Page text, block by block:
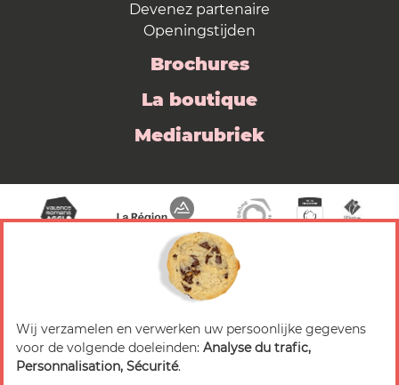
Devenez partenaire
Openingstijden
Brochures
La boutique
Mediarubriek
© 2026 Valence Romans Tourisme — Alle rechten
voorbehouden
Wij verzamelen en verwerken uw persoonlijke gegevens
voor de volgende doeleinden: Analyse du trafic,
Personnalisation, Sécurité.